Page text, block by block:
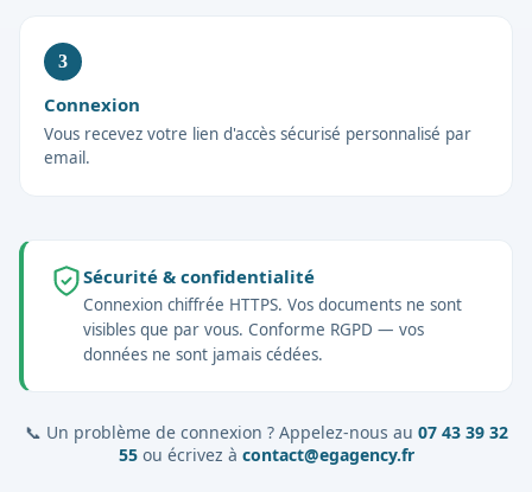
3
Connexion
Vous recevez votre lien d'accès sécurisé personnalisé par
email.
Sécurité & confidentialité
Connexion chiffrée HTTPS. Vos documents ne sont
visibles que par vous. Conforme RGPD — vos
données ne sont jamais cédées.
📞 Un problème de connexion ? Appelez-nous au 07 43 39 32
55ou écrivez à contact@egagency.fr